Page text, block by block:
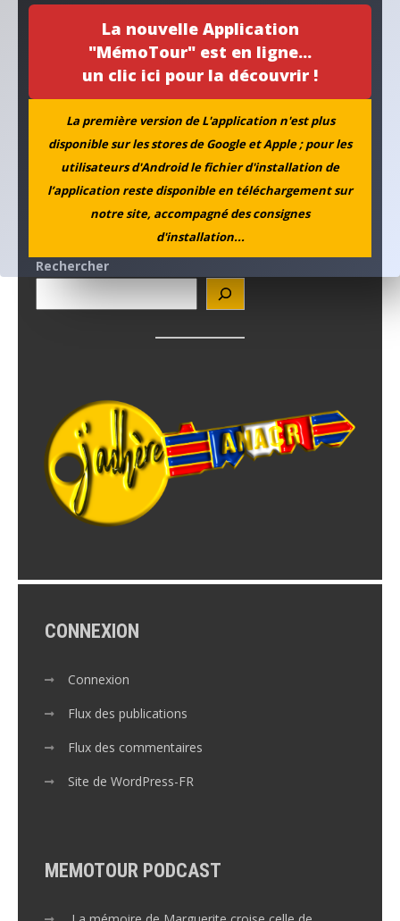
La nouvelle Application
"MémoTour" est en ligne...
un clic ici pour la découvrir !
La première version de L'application n'est plus
disponible sur les stores de Google et Apple ; pour les
utilisateurs d'Android le fichier d'installation de
l’application reste disponible en téléchargement sur
notre site, accompagné des consignes
d'installation...
Rechercher
CONNEXION
Connexion
Flux des publications
Flux des commentaires
Site de WordPress-FR
MEMOTOUR PODCAST